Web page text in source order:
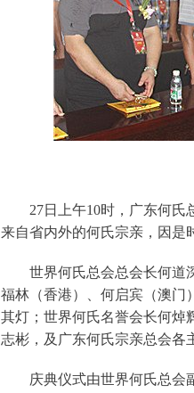
27日上午10时，广东何氏
来自省内外的何氏宗亲，因是
世界何氏总会总会长何道
福林（香港）、何启宾（澳门
其灯；世界何氏名誉会长何焯
志彬，及广东何氏宗亲总会各
庆典仪式由世界何氏总会